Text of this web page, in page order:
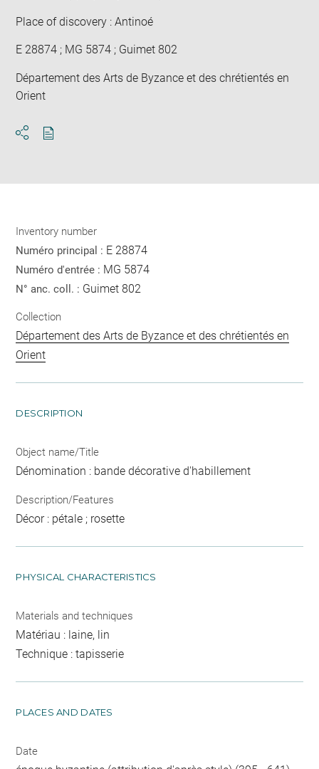
Place of discovery : Antinoé
E 28874 ; MG 5874 ; Guimet 802
Département des Arts de Byzance et des chrétientés en
Orient
Inventory number
Numéro principal : E 28874
Numéro d'entrée : MG 5874
N° anc. coll. : Guimet 802
Collection
Département des Arts de Byzance et des chrétientés en
Orient
DESCRIPTION
Object name/Title
Dénomination : bande décorative d'habillement
Description/Features
Décor : pétale ; rosette
PHYSICAL CHARACTERISTICS
Materials and techniques
Matériau : laine, lin
Technique : tapisserie
PLACES AND DATES
Date